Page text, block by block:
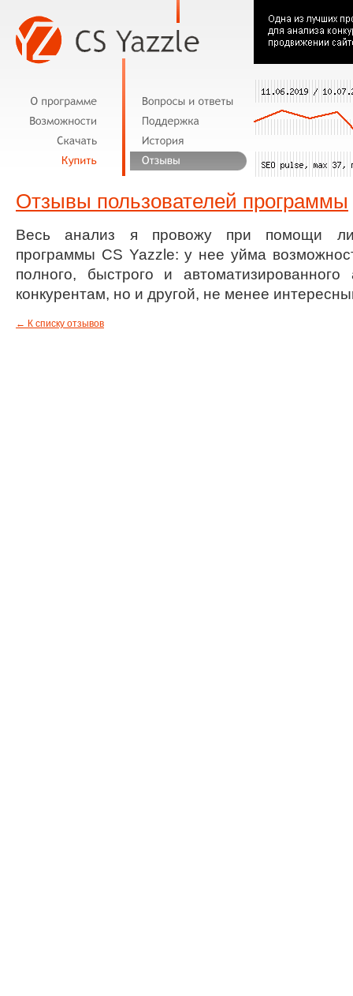
Отзывы пользователей программы
Весь анализ я провожу при помощи
программы CS Yazzle: у нее уйма
полного, быстрого и
конкурентам, но и другой, не менее
← К списку отзывов